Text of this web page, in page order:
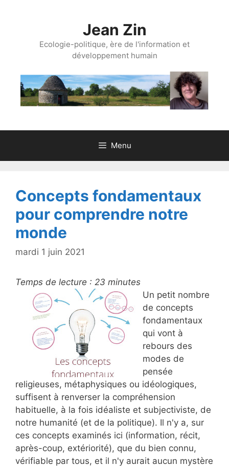
Jean Zin
Ecologie-politique, ère de l'information et
développement humain
Menu
Concepts fondamentaux
pour comprendre notre
monde
mardi 1 juin 2021
Temps de lecture : 23 minutes
Un petit nombre
de concepts
fondamentaux
qui vont à
rebours des
modes de
pensée
religieuses, métaphysiques ou idéologiques,
suffisent à renverser la compréhension
habituelle, à la fois idéaliste et subjectiviste, de
notre humanité (et de la politique). Il n'y a, sur
ces concepts examinés ici (information, récit,
après-coup, extériorité), que du bien connu,
vérifiable par tous, et il n'y aurait aucun mystère